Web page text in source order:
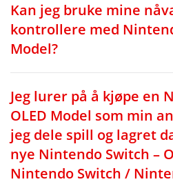
Kan jeg bruke mine
kontrollere med
Model?
Jeg lurer på å kjøpe en
OLED Model som min
jeg dele spill og lagret
nye Nintendo Switch –
Nintendo Switch /